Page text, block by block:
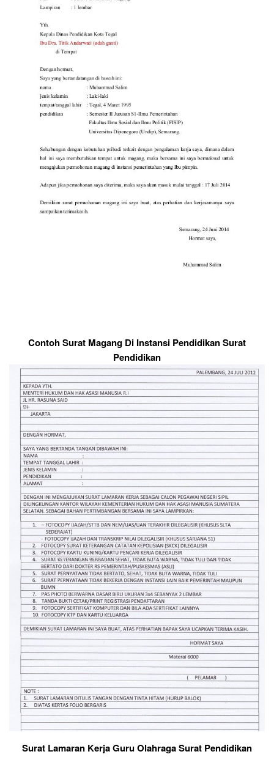
Contoh Surat Magang Di Instansi Pendidikan Surat
Pendidikan
Surat Lamaran Kerja Guru Olahraga Surat Pendidikan